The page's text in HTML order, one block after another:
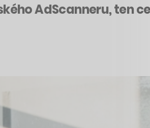
AdScanneru, ten